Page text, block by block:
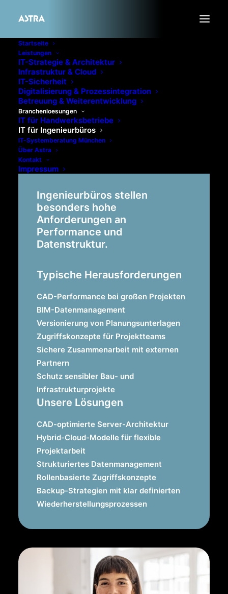
Startseite
Leistungen
IT-Strategie & Architektur
Infrastruktur & Cloud
IT-Sicherheit
Digitalisierung & Prozessintegration
Betreuung & Weiterentwicklung
Branchenloesungen
IT für Handwerksbetriebe
IT für Ingenieurbüros
IT-Systemberatung München
Über Astra
Kontakt
Impressum
IT für Ingenieurbüros im
Großraum München
Ingenieurbüros stellen
besonders hohe
Anforderungen an
Performance und
Datenstruktur.
Typische Herausforderungen
CAD-Performance bei großen Projekten
BIM-Datenmanagement
Versionierung von Planungsunterlagen
Zugriffskonzepte für Projektteams
Sichere Zusammenarbeit mit externen
Partnern
Schutz sensibler Bau- und
Infrastrukturprojekte
Unsere Lösungen
CAD-optimierte Server-Architektur
Hybrid-Cloud-Modelle für flexible
Projektarbeit
Strukturiertes Datenmanagement
Rollenbasierte Zugriffskonzepte
Backup-Strategien mit klar definierten
Wiederherstellungsprozessen